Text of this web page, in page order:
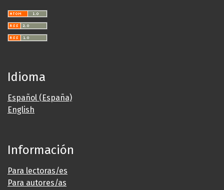
Idioma
Español (España)
English
Información
Para lectoras/es
Para autores/as